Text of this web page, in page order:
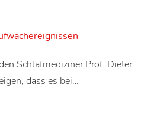
Schlafmediziner Prof. Dieter
dass es bei…